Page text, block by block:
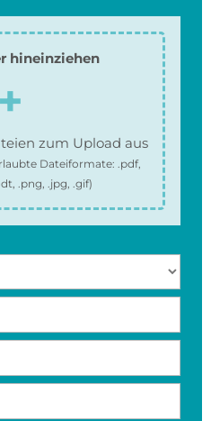
hineinziehen
zum Upload aus
Dateiformate: .pdf,
.png, .jpg, .gif)